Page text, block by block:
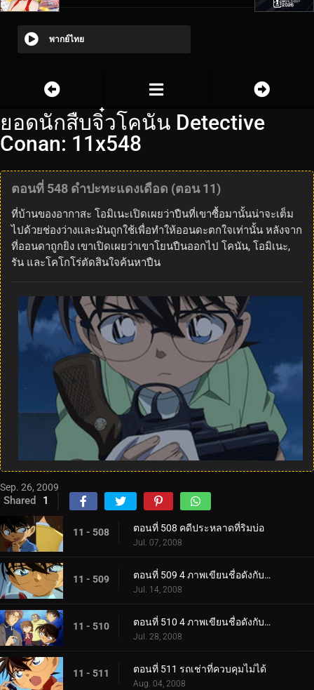
พากย์ไทย
ยอดนักสืบจิ๋วโคนัน Detective
Conan: 11x548
ตอนที่ 548 ดำปะทะแดงเดือด (ตอน 11)
ที่บ้านของอากาสะ โอมิเนะเปิดเผยว่าปืนที่เขาซื้อมานั้นน่าจะเต็ม
ไปด้วยช่องว่างและมันถูกใช้เพื่อทำให้ออนดะตกใจเท่านั้น หลังจาก
ที่ออนดาถูกยิง เขาเปิดเผยว่าเขาโยนปืนออกไป โคนัน, โอมิเนะ,
รัน และโคโกโร่ตัดสินใจค้นหาปืน
Sep. 26, 2009
Shared 1
11 - 508 ตอนที่ 508 คดีประหลาดที่ริมบ่อ
Jul. 07, 2008
11 - 509 ตอนที่ 509 4 ภาพเขียนชื่อดังกับจอมโจรคิด (ตอน 1)
Jul. 14, 2008
11 - 510 ตอนที่ 510 4 ภาพเขียนชื่อดังกับจอมโจรคิด (ตอน 2)
Jul. 28, 2008
11 - 511 ตอนที่ 511 รถเช่าที่ควบคุมไม่ได้
Aug. 04, 2008